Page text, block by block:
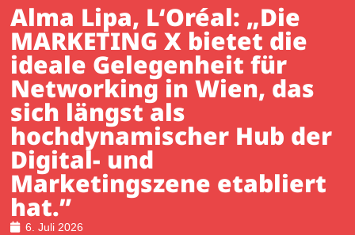
Alma Lipa, L‘Oréal: „Die
MARKETING X bietet die
ideale Gelegenheit für
Networking in Wien, das
sich längst als
hochdynamischer Hub der
Digital- und
Marketingszene etabliert
hat.”
6. Juli 2026